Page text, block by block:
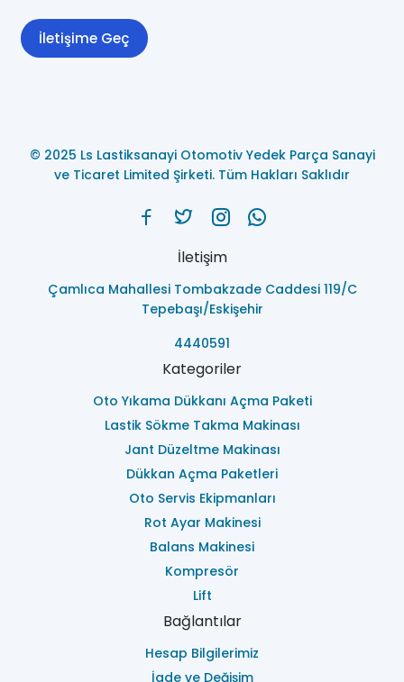
İletişime Geç
© 2025 Ls Lastiksanayi Otomotiv Yedek Parça Sanayi
ve Ticaret Limited Şirketi. Tüm Hakları Saklıdır
İletişim
Çamlıca Mahallesi Tombakzade Caddesi 119/C
Tepebaşı/Eskişehir
4440591
Kategoriler
Oto Yıkama Dükkanı Açma Paketi
Lastik Sökme Takma Makinası
Jant Düzeltme Makinası
Dükkan Açma Paketleri
Oto Servis Ekipmanları
Rot Ayar Makinesi
Balans Makinesi
Kompresör
Lift
Bağlantılar
Hesap Bilgilerimiz
İade ve Değişim